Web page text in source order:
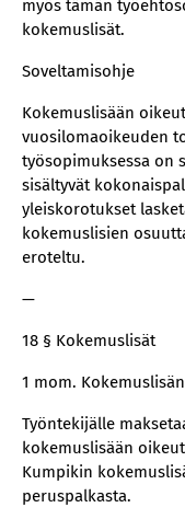
myös tämän
kokemuslisät.
Soveltamisohje
Kokemuslisään
vuosilomaoikeuden
työsopimuksessa on
sisältyvät
yleiskorotukset
kokemuslisien
eroteltu.
—
18 § Kokemuslisät
1 mom.
Työntekijälle
kokemuslisään
Kumpikin
peruspalkasta.